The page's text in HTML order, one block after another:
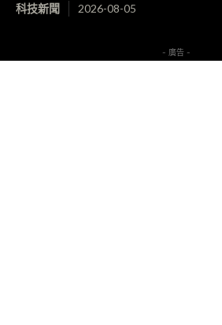
科技新聞 2026-08-05
- 廣告 -